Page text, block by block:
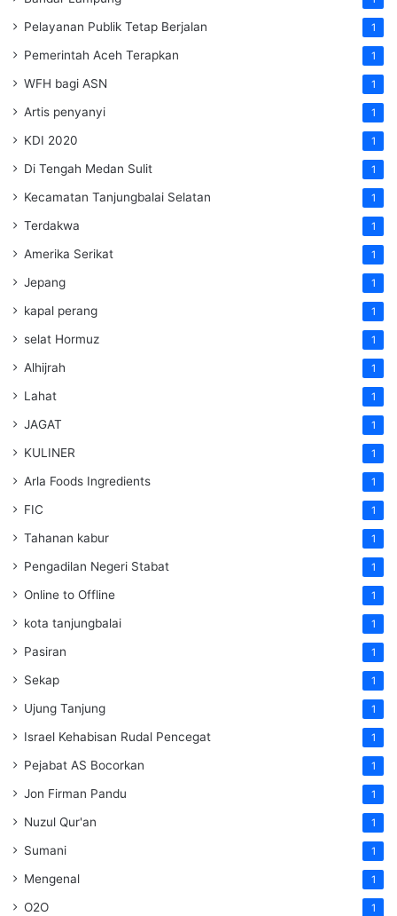
Pelayanan Publik Tetap Berjalan 1
Pemerintah Aceh Terapkan 1
WFH bagi ASN 1
Artis penyanyi 1
KDI 2020 1
Di Tengah Medan Sulit 1
Kecamatan Tanjungbalai Selatan 1
Terdakwa 1
Amerika Serikat 1
Jepang 1
kapal perang 1
selat Hormuz 1
Alhijrah 1
Lahat 1
JAGAT 1
KULINER 1
Arla Foods Ingredients 1
FIC 1
Tahanan kabur 1
Pengadilan Negeri Stabat 1
Online to Offline 1
kota tanjungbalai 1
Pasiran 1
Sekap 1
Ujung Tanjung 1
Israel Kehabisan Rudal Pencegat 1
Pejabat AS Bocorkan 1
Jon Firman Pandu 1
Nuzul Qur'an 1
Sumani 1
Mengenal 1
O2O 1